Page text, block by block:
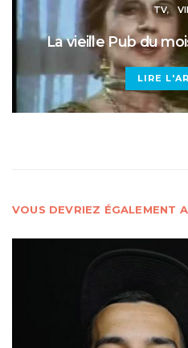
TV
La vieille Pub du
LIRE
VOUS DEVRIEZ ÉGALEMENT